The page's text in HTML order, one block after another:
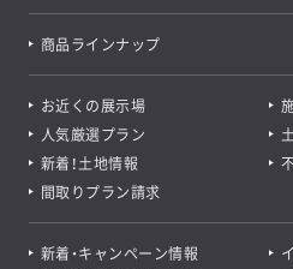
商品ラインナップ
お近くの展示場
人気厳選プラン
新着！土地情報
間取りプラン請求
新着・キャンペーン情報